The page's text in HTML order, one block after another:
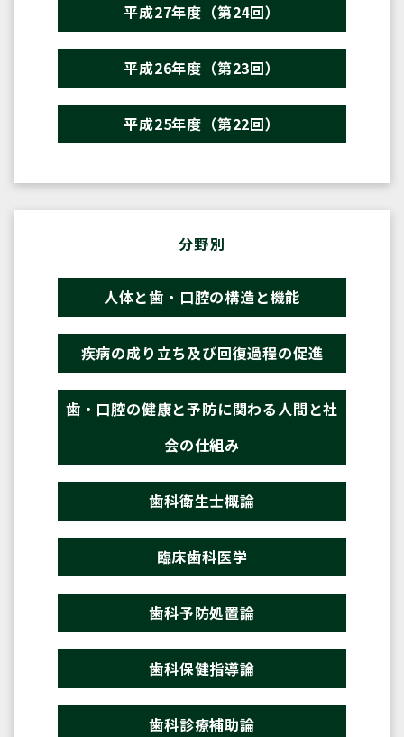
平成27年度（第24回）
平成26年度（第23回）
平成25年度（第22回）
分野別
人体と歯・口腔の構造と機能
疾病の成り立ち及び回復過程の促進
歯・口腔の健康と予防に関わる人間と社
会の仕組み
歯科衛生士概論
臨床歯科医学
歯科予防処置論
歯科保健指導論
歯科診療補助論